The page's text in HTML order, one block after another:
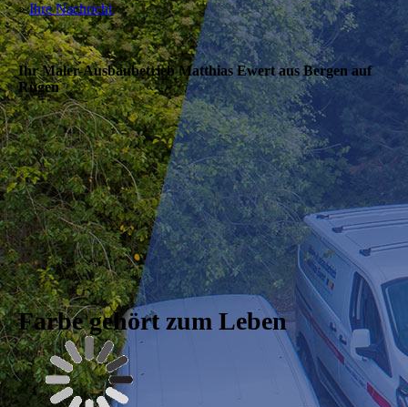
»Ihre Nachricht
Ihr Maler-Ausbaubetrieb Matthias Ewert aus Bergen auf
Rügen
Farbe gehört zum Leben